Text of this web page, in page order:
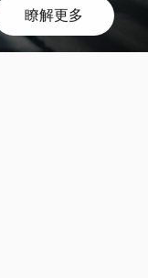
瞭解更多